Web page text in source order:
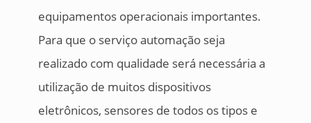
equipamentos operacionais importantes.
Para que o serviço automação seja
realizado com qualidade será necessária a
utilização de muitos dispositivos
eletrônicos, sensores de todos os tipos e